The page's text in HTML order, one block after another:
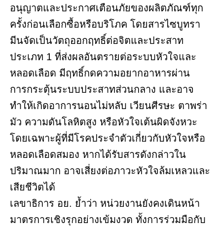
อนุญาตและประกาศเตือนภัยของผลิตภัณฑ์ทุก
ครั้งก่อนเลือกซื้อหรือบริโภค โดยสารไซบูทรา
มีนจัดเป็นวัตถุออกฤทธิ์ต่อจิตและประสาท
ประเภท 1 ที่ส่งผลอันตรายต่อระบบหัวใจและ
หลอดเลือด มีฤทธิ์กดความอยากอาหารผ่าน
การกระตุ้นระบบประสาทส่วนกลาง และอาจ
ทำให้เกิดอาการนอนไม่หลับ เวียนศีรษะ ตาพร่า
มัว ความดันโลหิตสูง หรือหัวใจเต้นผิดจังหวะ
โดยเฉพาะผู้ที่มีโรคประจำตัวเกี่ยวกับหัวใจหรือ
หลอดเลือดสมอง หากได้รับสารดังกล่าวใน
ปริมาณมาก อาจเสี่ยงต่อภาวะหัวใจล้มเหลวและ
เสียชีวิตได้
เลขาธิการ อย. ย้ำว่า หน่วยงานยังคงเดินหน้า
มาตรการเชิงรุกอย่างเข้มงวด ทั้งการร่วมมือกับ